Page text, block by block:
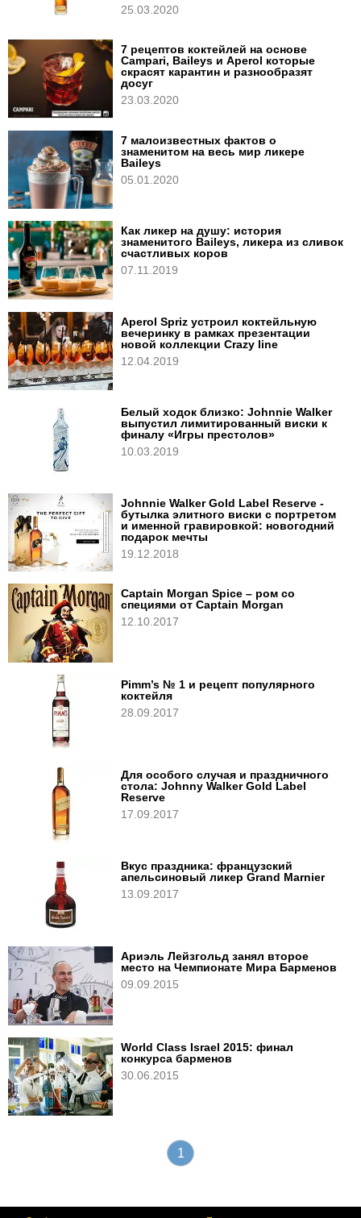
25.03.2020
7 рецептов коктейлей на основе
Campari, Baileys и Aperol которые
скрасят карантин и разнообразят
досуг
23.03.2020
7 малоизвестных фактов о
знаменитом на весь мир ликере
Baileys
05.01.2020
Как ликер на душу: история
знаменитого Baileys, ликера из сливок
счастливых коров
07.11.2019
Aperol Spriz устроил коктейльную
вечеринку в рамках презентации
новой коллекции Crazy line
12.04.2019
Белый ходок близко: Johnnie Walker
выпустил лимитированный виски к
финалу «Игры престолов»
10.03.2019
Johnnie Walker Gold Label Reserve -
бутылка элитного виски с портретом
и именной гравировкой: новогодний
подарок мечты
19.12.2018
Captain Morgan Spice – ром со
специями от Captain Morgan
12.10.2017
Pimm’s № 1 и рецепт популярного
коктейля
28.09.2017
Для особого случая и праздничного
стола: Johnny Walker Gold Label
Reserve
17.09.2017
Вкус праздника: французский
апельсиновый ликер Grand Marnier
13.09.2017
Ариэль Лейзгольд занял второе
место на Чемпионате Мира Барменов
09.09.2015
World Class Israel 2015: финал
конкурса барменов
30.06.2015
1